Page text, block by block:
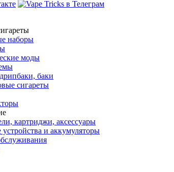
наборы
моды
баки
сигареты
картриджи, аксессуары
устройства и аккумуляторы